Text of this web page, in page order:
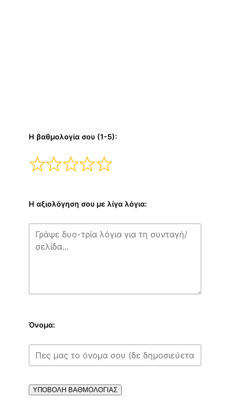
Η βαθμολογία σου (1-5):
Η αξιολόγηση σου με λίγα λόγια:
Όνομα:
ΥΠΟΒΟΛΗ ΒΑΘΜΟΛΟΓΙΑΣ